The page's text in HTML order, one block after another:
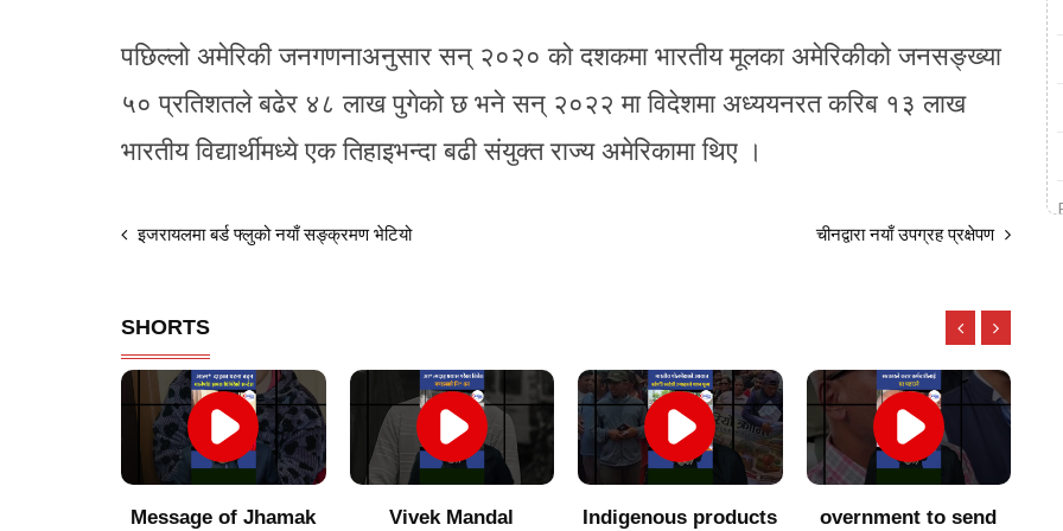
पछिल्लो अमेरिकी जनगणनाअनुसार सन् २०२० को दशकमा भारतीय मूलका अमेरिकीको जनसङ्ख्या
५० प्रतिशतले बढेर ४८ लाख पुगेको छ भने सन् २०२२ मा विदेशमा अध्ययनरत करिब १३ लाख
भारतीय विद्यार्थीमध्ये एक तिहाइभन्दा बढी संयुक्त राज्य अमेरिकामा थिए ।
इजरायलमा बर्ड फ्लुको नयाँ सङ्क्रमण भेटियो चीनद्वारा नयाँ उपग्रह प्रक्षेपण
SHORTS
Vivek Mandal Indigenous products overnment to send सातै प्रदेशमा एमालेसँगको